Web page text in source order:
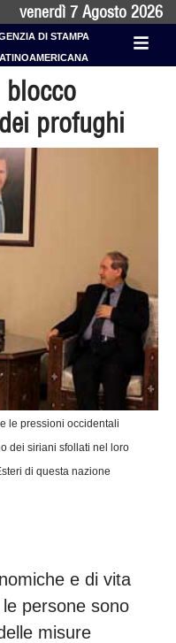
venerdì 7 Agosto 2026
DI STAMPA
profughi
le pressioni occidentali
dei siriani sfollati nel loro
di questa nazione
e di vita
persone sono
misure